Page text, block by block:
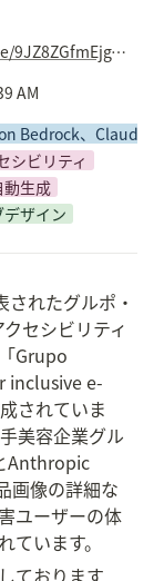
https://youtu.be/9JZ8ZGfmEjg?si=ZWfr9wtpKEYZPxBn
AM
Bedrock、Claude
シビリティ
生成
ザイン
れたグルポ・
セシビリティ
Grupo
inclusive e-
されていま
美容企業グル
Anthropic
画像の詳細な
ユーザーの体
います。
ております